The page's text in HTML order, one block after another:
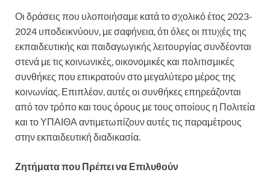
Οι δράσεις που υλοποιήσαμε κατά το σχολικό έτος 2023-
2024 υποδεικνύουν, με σαφήνεια, ότι όλες οι πτυχές της
εκπαιδευτικής και παιδαγωγικής λειτουργίας συνδέονται
στενά με τις κοινωνικές, οικονομικές και πολιτισμικές
συνθήκες που επικρατούν στο μεγαλύτερο μέρος της
κοινωνίας. Επιπλέον, αυτές οι συνθήκες επηρεάζονται
από τον τρόπο και τους όρους με τους οποίους η Πολιτεία
και το ΥΠΑΙΘΑ αντιμετωπίζουν αυτές τις παραμέτρους
στην εκπαιδευτική διαδικασία.
Ζητήματα που Πρέπει να Επιλυθούν